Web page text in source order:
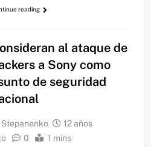
reading
al ataque de
a Sony como
de seguridad
Stepanenko
12 años
0 1 mins